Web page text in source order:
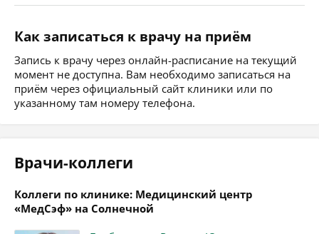
Как записаться к врачу на приём
Запись к врачу через онлайн-расписание на текущий
момент не доступна. Вам необходимо записаться на
приём через официальный сайт клиники или по
указанному там номеру телефона.
Врачи-коллеги
Коллеги по клинике: Медицинский центр
«МедСэф» на Солнечной